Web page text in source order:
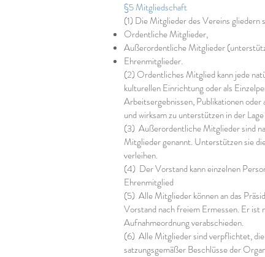
§5 Mitgliedschaft
(1) Die Mitglieder des Vereins gliedern
Ordentliche Mitglieder,
Außerordentliche Mitglieder
Ehrenmitglieder.
(2) Ordentliches Mitglied kann jede
kulturellen Einrichtung oder als
Arbeitsergebnissen, Publikationen oder
und wirksam zu unterstützen in der
(3) Außerordentliche Mitglieder sind
Mitglieder genannt. Unterstützen sie
verleihen.
(4) Der Vorstand kann einzelnen
Ehrenmitglied
(5) Alle Mitglieder können an das
Vorstand nach freiem Ermessen. Er
Aufnahmeordnung verabschieden.
(6) Alle Mitglieder sind verpflichtet, die
satzungsgemäßer Beschlüsse der